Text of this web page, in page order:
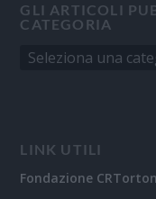
GLI ARTICOLI
CATEGORIA
LINK UTILI
Fondazione